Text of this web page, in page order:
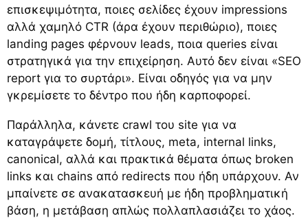
επισκεψιμότητα, ποιες σελίδες έχουν impressions
αλλά χαμηλό CTR (άρα έχουν περιθώριο), ποιες
landing pages φέρνουν leads, ποια queries είναι
στρατηγικά για την επιχείρηση. Αυτό δεν είναι «SEO
report για το συρτάρι». Είναι οδηγός για να μην
γκρεμίσετε το δέντρο που ήδη καρποφορεί.
Παράλληλα, κάνετε crawl του site για να
καταγράψετε δομή, τίτλους, meta, internal links,
canonical, αλλά και πρακτικά θέματα όπως broken
links και chains από redirects που ήδη υπάρχουν. Αν
μπαίνετε σε ανακατασκευή με ήδη προβληματική
βάση, η μετάβαση απλώς πολλαπλασιάζει το χάος.